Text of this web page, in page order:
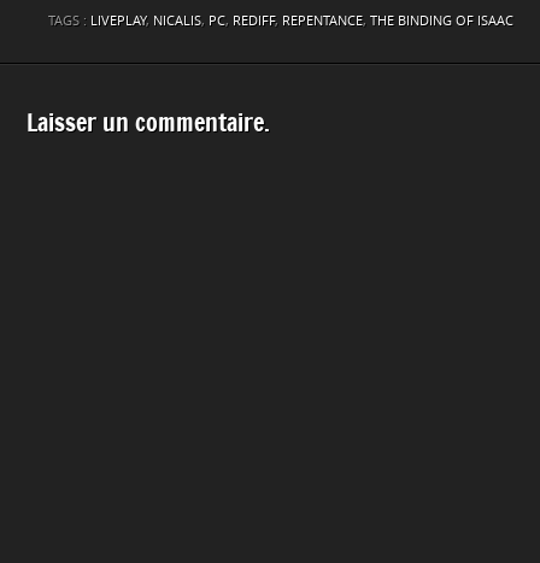
TAGS : LIVEPLAY, NICALIS, PC, REDIFF, REPENTANCE, THE BINDING OF ISAAC
Laisser un commentaire.